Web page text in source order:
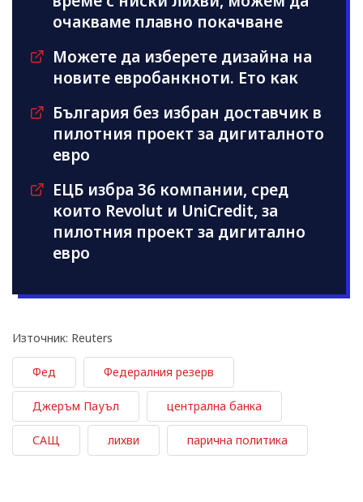
очакваме плавно покачване
Можете да изберете дизайна на
новите евробанкноти. Ето как
България без избран доставчик в
пилотния проект за дигиталното
евро
ЕЦБ избра 36 компании, сред
които Revolut и UniCredit, за
пилотния проект за дигитално
евро
Източник: Reuters
Фед Федералния резерв
Джеръм Пауъл централна банка
САЩ лихви парична политика